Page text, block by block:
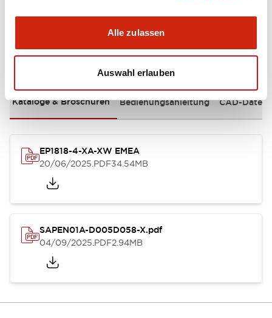
Alle zulassen
Auswahl erlauben
Dokumente und Dateien
Kataloge & Broschüren Bedienungsanleitung CAD-
EP1818-4-XA-XW EMEA
20/06/2025.PDF34.54MB
SAPEN01A-D005D058-X.pdf
04/09/2025.PDF2.94MB